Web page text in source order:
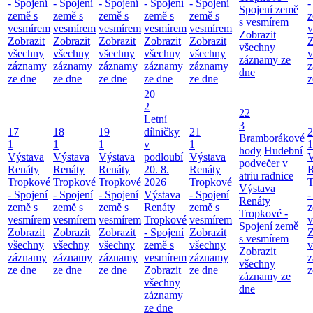
- Spojení
země s
vesmírem
Zobrazit
všechny
záznamy
ze dne
- Spojení
země s
vesmírem
Zobrazit
všechny
záznamy
ze dne
- Spojení
země s
vesmírem
Zobrazit
všechny
záznamy
ze dne
- Spojení
země s
vesmírem
Zobrazit
všechny
záznamy
ze dne
- Spojení
země s
vesmírem
Zobrazit
všechny
záznamy
ze dne
Spojení země
s vesmírem
Zobrazit
všechny
záznamy ze
dne
-
17
1
Výstava
Renáty
Tropkové
- Spojení
země s
vesmírem
Zobrazit
všechny
záznamy
ze dne
18
1
Výstava
Renáty
Tropkové
- Spojení
země s
vesmírem
Zobrazit
všechny
záznamy
ze dne
19
1
Výstava
Renáty
Tropkové
- Spojení
země s
vesmírem
Zobrazit
všechny
záznamy
ze dne
20
2
Letní
dílničky
v
podloubí
20. 8.
2026
Výstava
Renáty
Tropkové
- Spojení
země s
vesmírem
Zobrazit
všechny
záznamy
ze dne
21
1
Výstava
Renáty
Tropkové
- Spojení
země s
vesmírem
Zobrazit
všechny
záznamy
ze dne
22
3
Bramborákové
hody Hudební
podvečer v
atriu radnice
Výstava
Renáty
Tropkové -
Spojení země
s vesmírem
Zobrazit
všechny
záznamy ze
dne
1
-